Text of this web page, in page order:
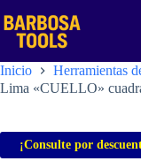
al
contenido
Inicio Herramientas
Lima «CUELLO»
¡Consulte por